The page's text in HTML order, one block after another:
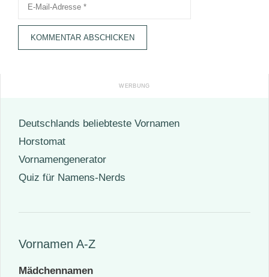
Deutschlands beliebteste Vornamen
Horstomat
Vornamengenerator
Quiz für Namens-Nerds
Vornamen A-Z
Mädchennamen